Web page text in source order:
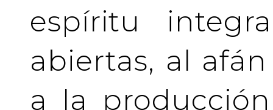
espíritu
abiertas, al
a la